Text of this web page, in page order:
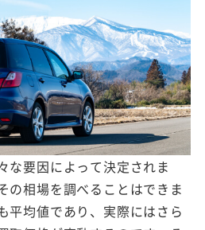
な要因によって決定されま
の相場を調べることはできま
平均値であり、実際にはさら